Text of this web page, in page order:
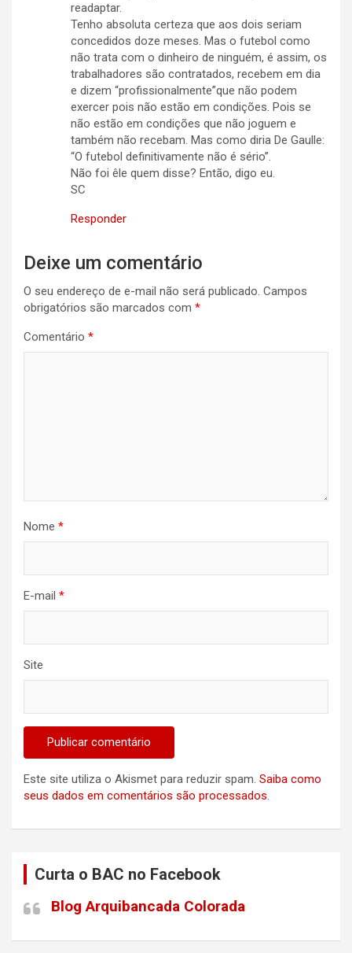
readaptar.
Tenho absoluta certeza que aos dois seriam
concedidos doze meses. Mas o futebol como
não trata com o dinheiro de ninguém, é assim, os
trabalhadores são contratados, recebem em dia
e dizem “profissionalmente”que não podem
exercer pois não estão em condições. Pois se
não estão em condições que não joguem e
também não recebam. Mas como diria De Gaulle:
“O futebol definitivamente não é sério”.
Não foi êle quem disse? Então, digo eu.
SC
Responder
Deixe um comentário
O seu endereço de e-mail não será publicado. Campos
obrigatórios são marcados com *
Comentário *
Nome *
E-mail *
Site
Este site utiliza o Akismet para reduzir spam. Saiba como
seus dados em comentários são processados.
Curta o BAC no Facebook
Blog Arquibancada Colorada